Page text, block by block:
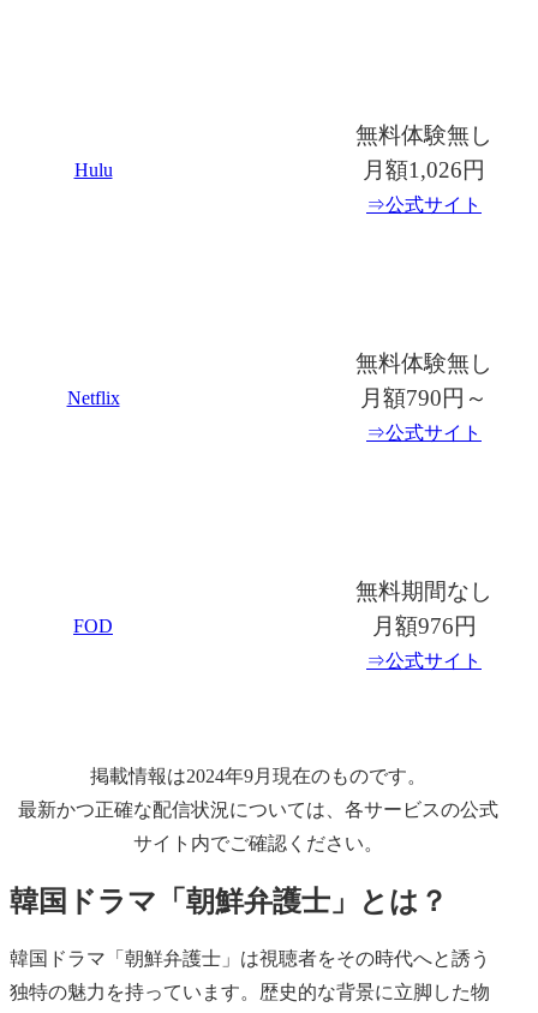
Hulu
無料体験無し
月額1,026円
⇒公式サイト
Netflix
無料体験無し
月額790円～
⇒公式サイト
FOD
無料期間なし
月額976円
⇒公式サイト
掲載情報は2024年9月現在のものです。
最新かつ正確な配信状況については、各サービスの公式
サイト内でご確認ください。
韓国ドラマ「朝鮮弁護士」とは？
韓国ドラマ「朝鮮弁護士」は視聴者をその時代へと誘う
独特の魅力を持っています。歴史的な背景に立脚した物